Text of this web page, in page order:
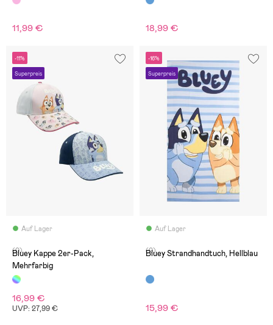
11,99 € 18,99 €
-11%
Superpreis
Auf Lager
(0)
Bluey Kappe 2er-Pack,
Mehrfarbig
16,99 €
UVP: 27,99 €
-16%
Superpreis
Auf Lager
(0)
Bluey Strandhandtuch, Hellblau
15,99 €